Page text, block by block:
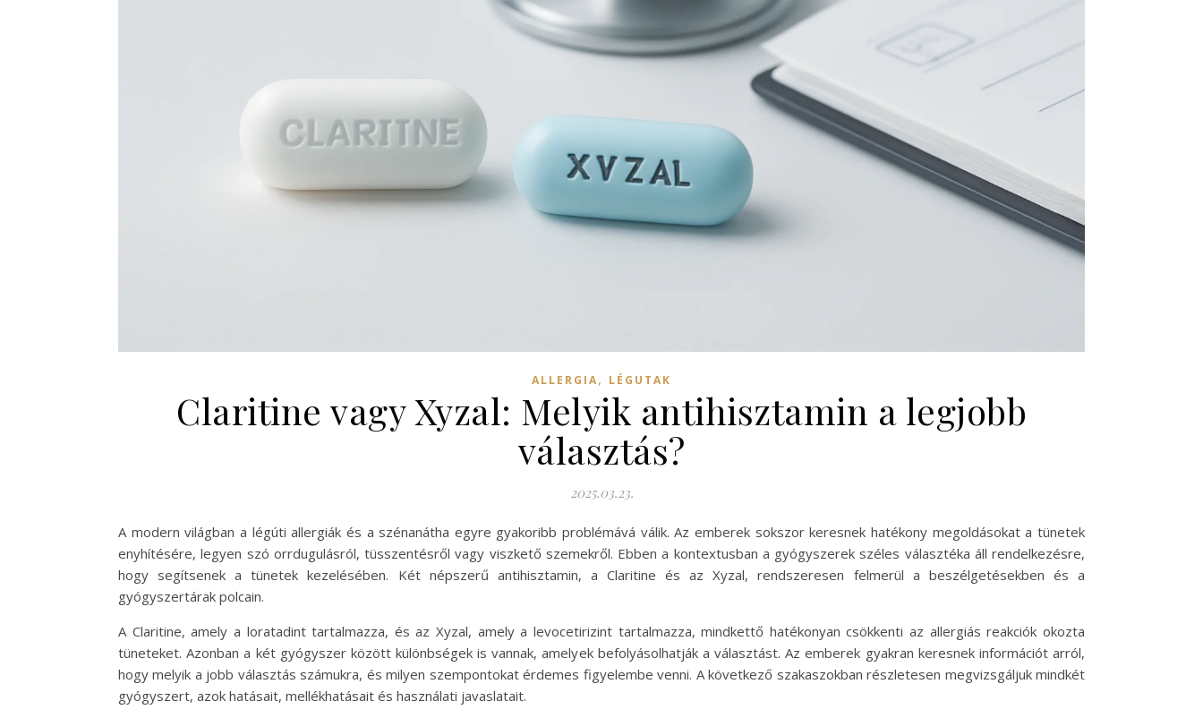
ALLERGIA, LÉGUTAK
Claritine vagy Xyzal: Melyik antihisztamin a legjobb
választás?
2025.03.23.
A modern világban a légúti allergiák és a szénanátha egyre gyakoribb problémává válik. Az emberek sokszor keresnek hatékony megoldásokat a tünetek
enyhítésére, legyen szó orrdugulásról, tüsszentésről vagy viszkető szemekről. Ebben a kontextusban a gyógyszerek széles választéka áll rendelkezésre,
hogy segítsenek a tünetek kezelésében. Két népszerű antihisztamin, a Claritine és az Xyzal, rendszeresen felmerül a beszélgetésekben és a
gyógyszertárak polcain.
A Claritine, amely a loratadint tartalmazza, és az Xyzal, amely a levocetirizint tartalmazza, mindkettő hatékonyan csökkenti az allergiás reakciók okozta
tüneteket. Azonban a két gyógyszer között különbségek is vannak, amelyek befolyásolhatják a választást. Az emberek gyakran keresnek információt arról,
hogy melyik a jobb választás számukra, és milyen szempontokat érdemes figyelembe venni. A következő szakaszokban részletesen megvizsgáljuk mindkét
gyógyszert, azok hatásait, mellékhatásait és használati javaslatait.